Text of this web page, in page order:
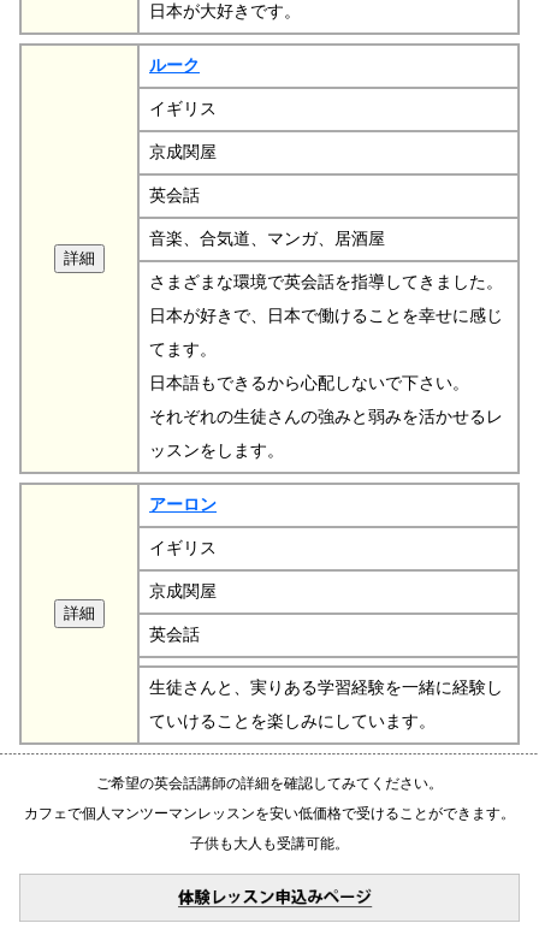
日本が大好きです。
ルーク
イギリス
京成関屋
英会話
音楽、合気道、マンガ、居酒屋
さまざまな環境で英会話を指導してきました。
日本が好きで、日本で働けることを幸せに感じ
てます。
日本語もできるから心配しないで下さい。
それぞれの生徒さんの強みと弱みを活かせるレ
ッスンをします。
アーロン
イギリス
京成関屋
英会話
生徒さんと、実りある学習経験を一緒に経験し
ていけることを楽しみにしています。
ご希望の英会話講師の詳細を確認してみてください。
カフェで個人マンツーマンレッスンを安い低価格で受けることができます。
子供も大人も受講可能。